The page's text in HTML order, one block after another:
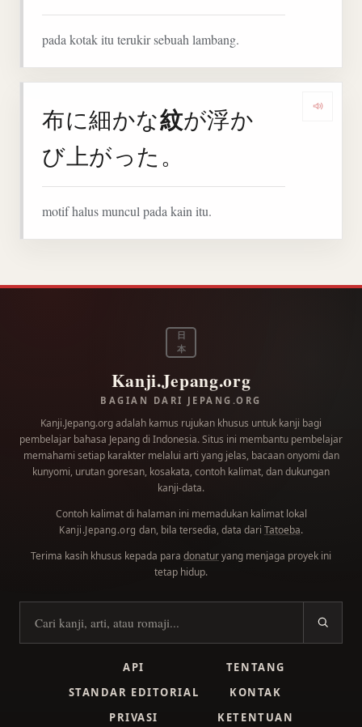
pada kotak itu terukir sebuah lambang.
布に細かな紋が浮か
び上がった。
motif halus muncul pada kain itu.
日
本
Kanji.Jepang.org
BAGIAN DARI JEPANG.ORG
Kanji.Jepang.org adalah kamus rujukan khusus untuk kanji bagi
pembelajar bahasa Jepang di Indonesia. Situs ini membantu pembelajar
memahami setiap karakter melalui arti yang jelas, bacaan onyomi dan
kunyomi, urutan goresan, kosakata, contoh kalimat, dan dukungan
kanji-data.
Contoh kalimat di halaman ini memadukan kalimat lokal
Kanji.Jepang.org dan, bila tersedia, data dari Tatoeba.
Terima kasih khusus kepada para donaturyang menjaga proyek ini
tetap hidup.
Cari kanji
API
TENTANG
STANDAR EDITORIAL
KONTAK
PRIVASI
KETENTUAN